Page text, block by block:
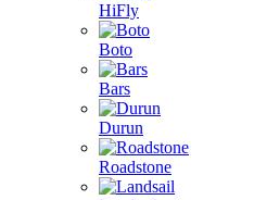
HiFly
Boto
Bars
Durun
Roadstone